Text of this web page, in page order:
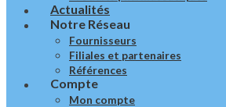
Actualités
Notre Réseau
Fournisseurs
Filiales et partenaires
Références
Compte
Mon compte